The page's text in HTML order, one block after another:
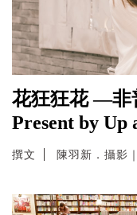
花狂狂花 —非
Present by Up
撰文 陳羽新．攝影